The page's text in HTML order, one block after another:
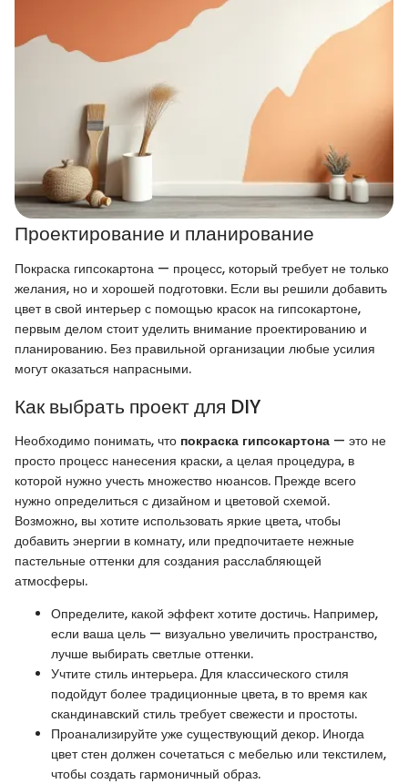
Проектирование и планирование
Покраска гипсокартона — процесс, который требует не только
желания, но и хорошей подготовки. Если вы решили добавить
цвет в свой интерьер с помощью красок на гипсокартоне,
первым делом стоит уделить внимание проектированию и
планированию. Без правильной организации любые усилия
могут оказаться напрасными.
Как выбрать проект для DIY
Необходимо понимать, что покраска гипсокартона — это не
просто процесс нанесения краски, а целая процедура, в
которой нужно учесть множество нюансов. Прежде всего
нужно определиться с дизайном и цветовой схемой.
Возможно, вы хотите использовать яркие цвета, чтобы
добавить энергии в комнату, или предпочитаете нежные
пастельные оттенки для создания расслабляющей
атмосферы.
Определите, какой эффект хотите достичь. Например,
если ваша цель — визуально увеличить пространство,
лучше выбирать светлые оттенки.
Учтите стиль интерьера. Для классического стиля
подойдут более традиционные цвета, в то время как
скандинавский стиль требует свежести и простоты.
Проанализируйте уже существующий декор. Иногда
цвет стен должен сочетаться с мебелью или текстилем,
чтобы создать гармоничный образ.